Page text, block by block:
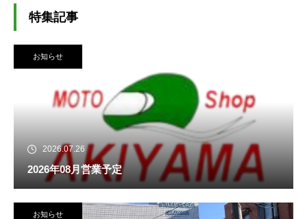
特集記事
お知らせ
2026.07.26
2026年08月営業予定
お知らせ